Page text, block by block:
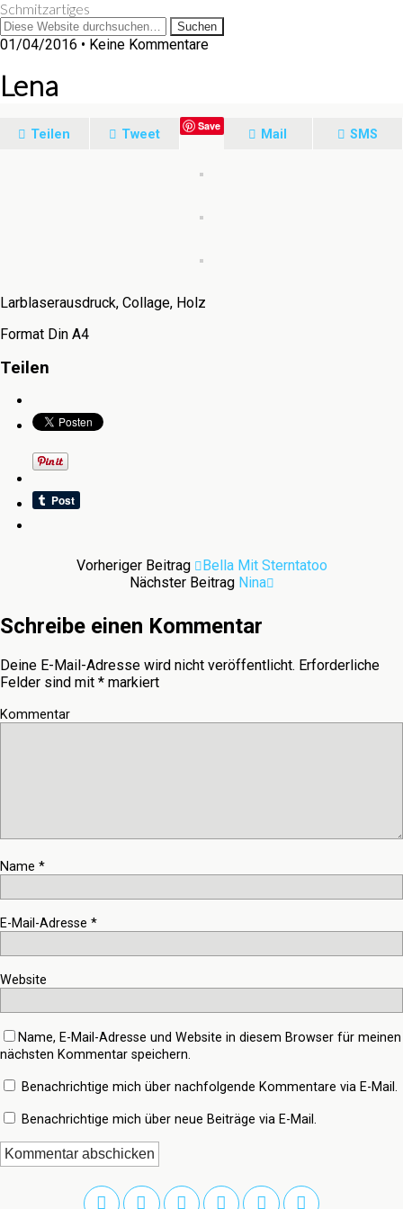
Schmitzartiges
01/04/2016 • Keine Kommentare
Lena
Teilen Tweet
Save
Mail SMS
Larblaserausdruck, Collage, Holz
Format Din A4
Teilen
Vorheriger Beitrag
Bella Mit Sterntatoo
Nächster Beitrag Nina
Schreibe einen Kommentar
Deine E-Mail-Adresse wird nicht veröffentlicht. Erforderliche
Felder sind mit * markiert
Kommentar
Name *
E-Mail-Adresse *
Website
Name, E-Mail-Adresse und Website in diesem Browser für meinen
nächsten Kommentar speichern.
Benachrichtige mich über nachfolgende Kommentare via E-Mail.
Benachrichtige mich über neue Beiträge via E-Mail.